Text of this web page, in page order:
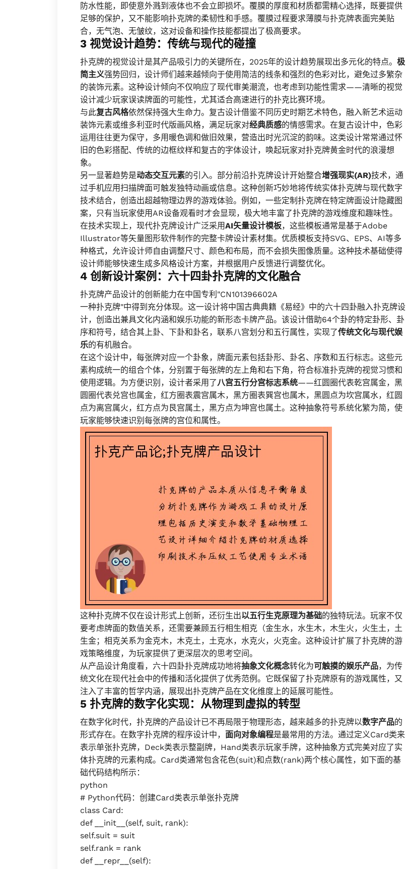
防水性能，即使意外溅到液体也不会立即损坏。覆膜的厚度和材质都需精心选择，既要提供
足够的保护，又不能影响扑克牌的柔韧性和手感。覆膜过程要求薄膜与扑克牌表面完美贴
合，无气泡、无皱纹，这对设备和操作技能都提出了极高要求。
3 视觉设计趋势：传统与现代的碰撞
扑克牌的视觉设计是其产品吸引力的关键所在，2025年的设计趋势展现出多元化的特点。 极
简主义强势回归，设计师们越来越倾向于使用简洁的线条和强烈的色彩对比，避免过多繁杂
的装饰元素。这种设计倾向不仅响应了现代审美潮流，也考虑到功能性需求——清晰的视觉
设计减少玩家误读牌面的可能性，尤其适合高速进行的扑克比赛环境。
与此复古风格依然保持强大生命力。复古设计借鉴不同历史时期艺术特色，融入新艺术运动
装饰元素或维多利亚时代版画风格，满足玩家对经典质感的情感需求。在复古设计中，色彩
运用往往更为保守，多用暖色调和做旧效果，营造出时光沉淀的韵味。这类设计常常通过怀
旧的色彩搭配、传统的边框纹样和复古的字体设计，唤起玩家对扑克牌黄金时代的浪漫想
象。
另一显著趋势是动态交互元素的引入。部分前沿扑克牌设计开始整合增强现实(AR)技术，通
过手机应用扫描牌面可触发独特动画或信息。这种创新巧妙地将传统实体扑克牌与现代数字
技术结合，创造出超越物理边界的游戏体验。例如，一些定制扑克牌在特定牌面设计隐藏图
案，只有当玩家使用AR设备观看时才会显现，极大地丰富了扑克牌的游戏维度和趣味性。
在技术实现上，现代扑克牌设计广泛采用AI矢量设计模板，这些模板通常是基于Adobe
Illustrator等矢量图形软件制作的完整卡牌设计素材集。优质模板支持SVG、EPS、AI等多
种格式，允许设计师自由调整尺寸、颜色和布局，而不会损失图像质量。这种技术基础使得
设计师能够快速生成多风格设计方案，并根据用户反馈进行调整优化。
4 创新设计案例：六十四卦扑克牌的文化融合
扑克牌产品设计的创新能力在中国专利"CN101396602A
一种扑克牌"中得到充分体现。这一设计将中国古典典籍《易经》中的六十四卦融入扑克牌设
计，创造出兼具文化内涵和娱乐功能的新形态卡牌产品。该设计借助64个卦的特定卦形、卦
序和符号，结合其上卦、下卦和卦名，联系八宫划分和五行属性，实现了传统文化与现代娱
乐的有机融合。
在这个设计中，每张牌对应一个卦象，牌面元素包括卦形、卦名、序数和五行标志。这些元
素构成统一的组合个体，分别置于每张牌的左上角和右下角，符合标准扑克牌的视觉习惯和
使用逻辑。为方便识别，设计者采用了八宫五行分宫标志系统——红圆圈代表乾宫属金，黑
圆圈代表兑宫也属金，红方圈表震宫属木，黑方圈表巽宫也属木，黑圆点为坎宫属水，红圆
点为离宫属火，红方点为艮宫属土，黑方点为坤宫也属土。这种抽象符号系统化繁为简，使
玩家能够快速识别每张牌的宫位和属性。
这种扑克牌不仅在设计形式上创新，还衍生出以五行生克原理为基础的独特玩法。玩家不仅
要考虑牌面的数值关系，还需要兼顾五行相生相克（金生水，水生木，木生火，火生土，土
生金；相克关系为金克木，木克土，土克水，水克火，火克金。这种设计扩展了扑克牌的游
戏策略维度，为玩家提供了更深层次的思考空间。
从产品设计角度看，六十四卦扑克牌成功地将抽象文化概念转化为可触摸的娱乐产品，为传
统文化在现代社会中的传播和活化提供了优秀范例。它既保留了扑克牌原有的游戏属性，又
注入了丰富的哲学内涵，展现出扑克牌产品在文化维度上的延展可能性。
5 扑克牌的数字化实现：从物理到虚拟的转型
在数字化时代，扑克牌的产品设计已不再局限于物理形态，越来越多的扑克牌以数字产品的
形式存在。在数字扑克牌的程序设计中， 面向对象编程是最常用的方法。通过定义Card类来
表示单张扑克牌，Deck类表示整副牌，Hand类表示玩家手牌，这种抽象方式完美对应了实
体扑克牌的元素构成。Card类通常包含花色(suit)和点数(rank)两个核心属性，如下面的基
础代码结构所示：
python
# Python代码：创建Card类表示单张扑克牌
class Card:
def __init__(self, suit, rank):
self.suit = suit
self.rank = rank
def __repr__(self):